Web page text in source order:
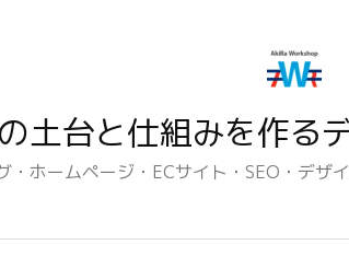
土台と仕組みを作る
・ホームページ・ECサイト・SEO・デザ